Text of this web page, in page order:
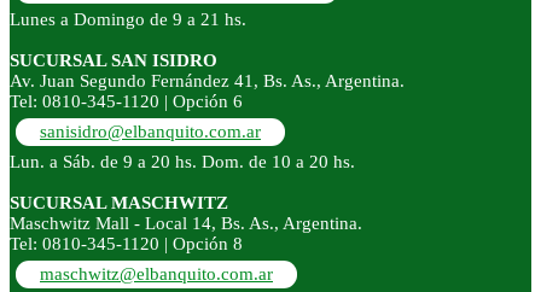
Lunes a Domingo de 9 a 21 hs.
SUCURSAL SAN ISIDRO
Av. Juan Segundo Fernández 41, Bs. As., Argentina.
Tel: 0810-345-1120 | Opción 6
sanisidro@elbanquito.com.ar
Lun. a Sáb. de 9 a 20 hs. Dom. de 10 a 20 hs.
SUCURSAL MASCHWITZ
Maschwitz Mall - Local 14, Bs. As., Argentina.
Tel: 0810-345-1120 | Opción 8
maschwitz@elbanquito.com.ar